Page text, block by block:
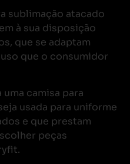
sublimação atacado
à sua disposição
que se adaptam
que o consumidor
camisa para
usada para uniforme
e que prestam
peças